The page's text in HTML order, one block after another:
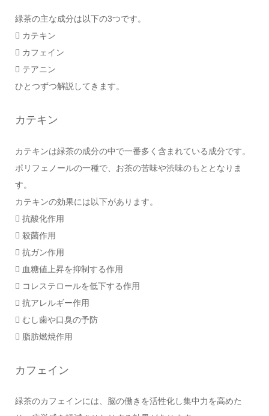
緑茶の主な成分は以下の3つです。
 カテキン
 カフェイン
 テアニン
ひとつずつ解説してきます。
カテキン
カテキンは緑茶の成分の中で一番多く含まれている成分です。
ポリフェノールの一種で、お茶の苦味や渋味のもととなりま
す。
カテキンの効果には以下があります。
 抗酸化作用
 殺菌作用
 抗ガン作用
 血糖値上昇を抑制する作用
 コレステロールを低下する作用
 抗アレルギー作用
 むし歯や口臭の予防
 脂肪燃焼作用
カフェイン
緑茶のカフェインには、脳の働きを活性化し集中力を高めた